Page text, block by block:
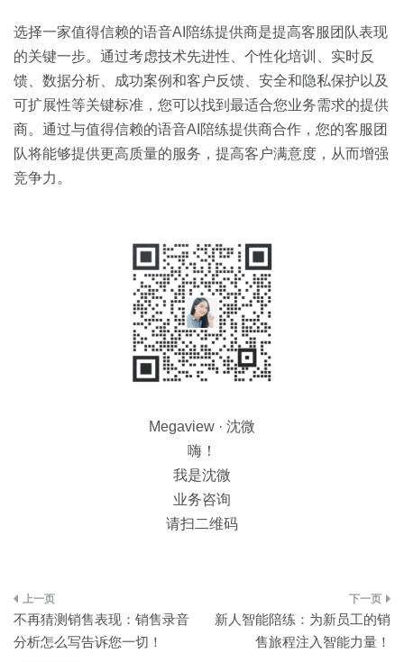
选择一家值得信赖的语音AI陪练提供商是提高客服团队表现
的关键一步。通过考虑技术先进性、个性化培训、实时反
馈、数据分析、成功案例和客户反馈、安全和隐私保护以及
可扩展性等关键标准，您可以找到最适合您业务需求的提供
商。通过与值得信赖的语音AI陪练提供商合作，您的客服团
队将能够提供更高质量的服务，提高客户满意度，从而增强
竞争力。
Megaview · 沈微
嗨！
我是沈微
业务咨询
请扫二维码
文
章
不再猜测销售表现：销售录音
分析怎么写告诉您一切！
新人智能陪练：为新员工的销
售旅程注入智能力量！